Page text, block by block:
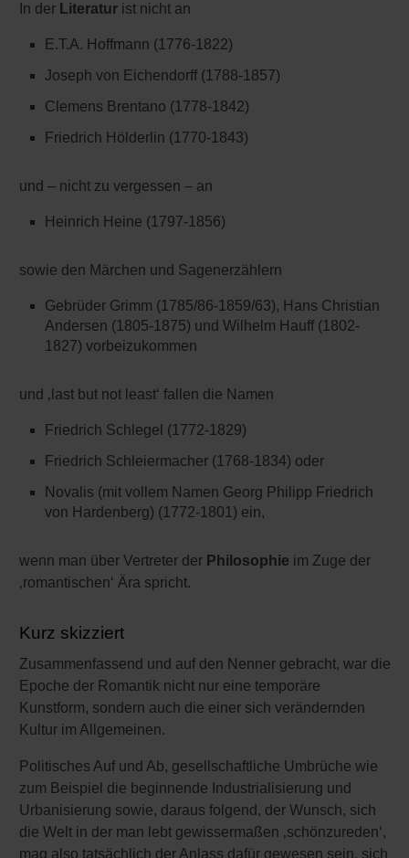
In der Literatur ist nicht an
E.T.A. Hoffmann (1776-1822)
Joseph von Eichendorff (1788-1857)
Clemens Brentano (1778-1842)
Friedrich Hölderlin (1770-1843)
und – nicht zu vergessen – an
Heinrich Heine (1797-1856)
sowie den Märchen und Sagenerzählern
Gebrüder Grimm (1785/86-1859/63), Hans Christian
Andersen (1805-1875) und Wilhelm Hauff (1802-
1827) vorbeizukommen
und ‚last but not least‘ fallen die Namen
Friedrich Schlegel (1772-1829)
Friedrich Schleiermacher (1768-1834) oder
Novalis (mit vollem Namen Georg Philipp Friedrich
von Hardenberg) (1772-1801) ein,
wenn man über Vertreter der Philosophie im Zuge der
‚romantischen‘ Ära spricht.
Kurz skizziert
Zusammenfassend und auf den Nenner gebracht, war die
Epoche der Romantik nicht nur eine temporäre
Kunstform, sondern auch die einer sich verändernden
Kultur im Allgemeinen.
Politisches Auf und Ab, gesellschaftliche Umbrüche wie
zum Beispiel die beginnende Industrialisierung und
Urbanisierung sowie, daraus folgend, der Wunsch, sich
die Welt in der man lebt gewissermaßen ‚schönzureden‘,
mag also tatsächlich der Anlass dafür gewesen sein, sich